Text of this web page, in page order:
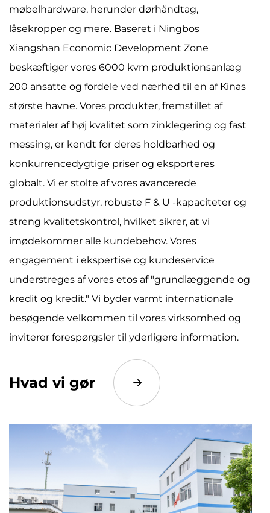
møbelhardware, herunder dørhåndtag,
låsekropper og mere. Baseret i Ningbos
Xiangshan Economic Development Zone
beskæftiger vores 6000 kvm produktionsanlæg
200 ansatte og fordele ved nærhed til en af ​​Kinas
største havne. Vores produkter, fremstillet af
materialer af høj kvalitet som zinklegering og fast
messing, er kendt for deres holdbarhed og
konkurrencedygtige priser og eksporteres
globalt. Vi er stolte af vores avancerede
produktionsudstyr, robuste F & U -kapaciteter og
streng kvalitetskontrol, hvilket sikrer, at vi
imødekommer alle kundebehov. Vores
engagement i ekspertise og kundeservice
understreges af vores etos af "grundlæggende og
kredit og kredit." Vi byder varmt internationale
besøgende velkommen til vores virksomhed og
inviterer forespørgsler til yderligere information.
Hvad vi gør